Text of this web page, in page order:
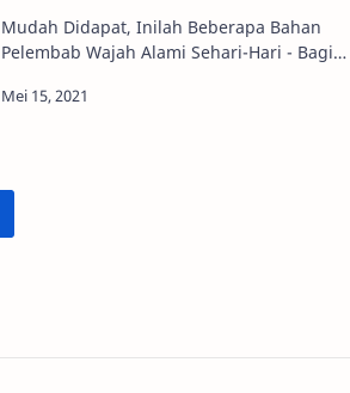
Mudah Didapat, Inilah Beberapa Bahan
Pelembab Wajah Alami Sehari-Hari - Bagi
khususnya wajah merupakan sebuah